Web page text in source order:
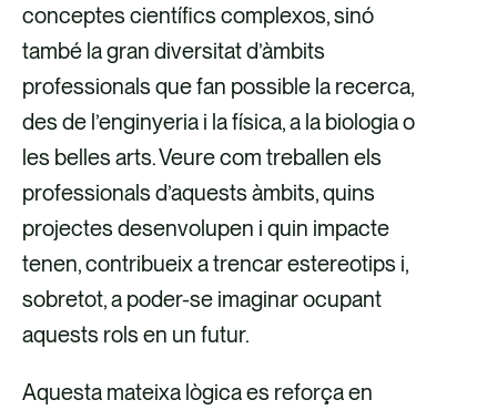
conceptes científics complexos, sinó
també la gran diversitat d’àmbits
professionals que fan possible la recerca,
des de l’enginyeria i la física, a la biologia o
les belles arts. Veure com treballen els
professionals d’aquests àmbits, quins
projectes desenvolupen i quin impacte
tenen, contribueix a trencar estereotips i,
sobretot, a poder-se imaginar ocupant
aquests rols en un futur.
Aquesta mateixa lògica es reforça en